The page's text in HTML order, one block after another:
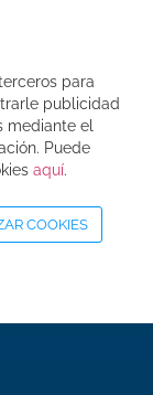
para
publicidad
mediante el
Puede
aquí.
COOKIES